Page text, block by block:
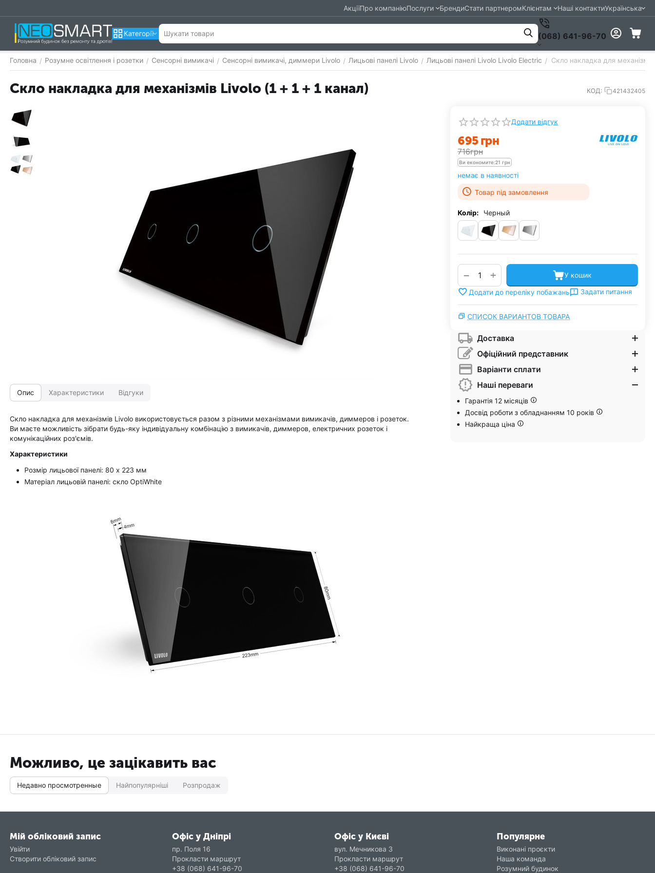
АкціїПро компаніюПослуги БрендиСтати партнеромКлієнтам Наші контактиУкраїнська
Категорії (068) 641-96-70
Головна / Розумне освітлення і розетки / Сенсорні вимикачі / Сенсорні вимикачі, диммери Livolo / Лицьові панелі Livolo / Лицьові панелі Livolo Livolo Electric / Скло накладка для
Скло накладка для механізмів Livolo (1 + 1 + 1 канал) КОД: 421432405
Додати відгук
‍695‍ грн
‍716‍грн
Ви економите:21 грн
немає в наявності
Товар під замовлення
Колір: Черный
+
− У кошик
Додати до переліку побажань Задати питання
СПИСОК ВАРИАНТОВ ТОВАРА
Доставка
Офіційний представник
Варіанти сплати
Наші переваги
Гарантія 12 місяців
Досвід роботи з обладнанням 10 років
Найкраща ціна
Опис Характеристики Відгуки
Скло накладка для механізмів Livolo використовується разом з різними механізмами вимикачів, диммеров і розеток.
Ви маєте можливість зібрати будь-яку індивідуальну комбінацію з вимикачів, диммеров, електричних розеток і
комунікаційних роз'ємів.
Характеристики
Розмір лицьової панелі: 80 х 223 мм
Матеріал лицьовій панелі: скло OptiWhite
Можливо, це зацікавить вас
Недавно просмотренные Найпопулярніші Розпродаж
Мій обліковий запис
Увійти
Створити обліковий запис
Офіс у Дніпрі
пр. Поля 16
Прокласти маршрут
+38 (068) 641-96-70
Офіс у Києві
вул. Мечникова 3
Прокласти маршрут
+38 (068) 641-96-70
Популярне
Виконані проєкти
Наша команда
Розумний будинок